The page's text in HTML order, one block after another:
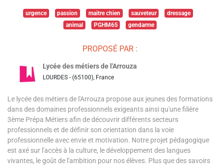
urgence passion maitre chien sauveteur
dressage
animal
PGHM65 gendarme
PROPOSÉ PAR :
Lycée des métiers de l'Arrouza
LOURDES - (65100), France
Le lycée des métiers de l'Arrouza propose aux jeunes des formations
dans des domaines professionnels exigeants ainsi qu'une filière
3ème Prépa Métiers afin de découvrir différents secteurs
professionnels et de définir son orientation dans la voie
professionnelle avec envie et motivation. Notre projet pédagogique
est axé sur l'accès à la culture, le développement des langues
vivantes, le goût de l'ambition pour nos élèves. Plus que des savoirs